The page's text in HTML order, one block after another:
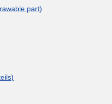
part)
)